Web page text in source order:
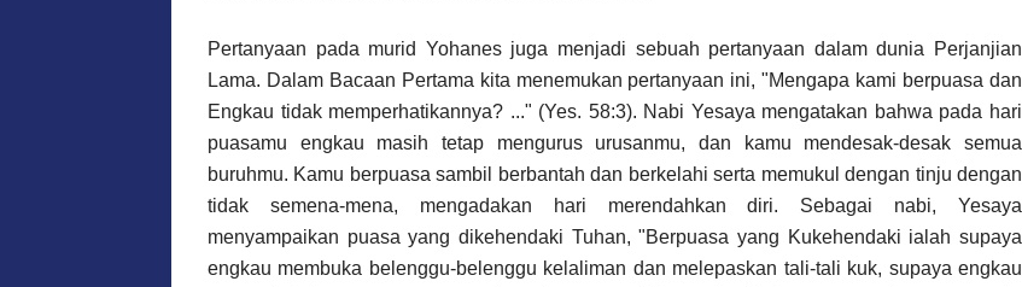
Pertanyaan pada murid Yohanes juga menjadi sebuah pertanyaan dalam dunia Perjanjian
Lama. Dalam Bacaan Pertama kita menemukan pertanyaan ini, "Mengapa kami berpuasa dan
Engkau tidak memperhatikannya? ..." (Yes. 58:3). Nabi Yesaya mengatakan bahwa pada hari
puasamu engkau masih tetap mengurus urusanmu, dan kamu mendesak-desak semua
buruhmu. Kamu berpuasa sambil berbantah dan berkelahi serta memukul dengan tinju dengan
tidak semena-mena, mengadakan hari merendahkan diri. Sebagai nabi, Yesaya
menyampaikan puasa yang dikehendaki Tuhan, "Berpuasa yang Kukehendaki ialah supaya
engkau membuka belenggu-belenggu kelaliman dan melepaskan tali-tali kuk, supaya engkau